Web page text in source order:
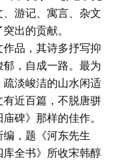
游记、寓言、杂文
出的贡献。
品，其诗多抒写抑
，自成一路。最为
淡峻洁的山水闲适
近百篇，不脱唐骈
碑》那样的佳作。
，题《河东先生
全书》所收宋韩醇